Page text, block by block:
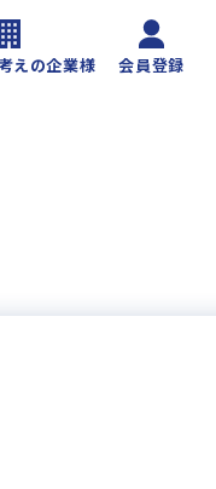
えの企業様 会員登録